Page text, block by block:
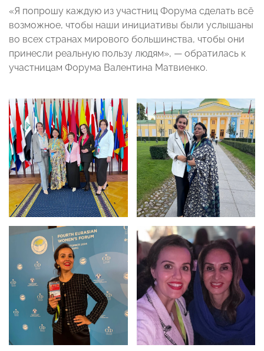
«Я попрошу каждую из участниц Форума сделать всё
возможное, чтобы наши инициативы были услышаны
во всех странах мирового большинства, чтобы они
принесли реальную пользу людям», — обратилась к
участницам Форума Валентина Матвиенко.